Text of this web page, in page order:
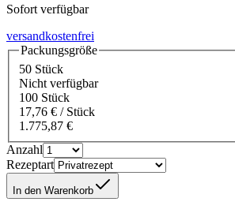
Sofort verfügbar
versandkostenfrei
Packungsgröße
50 Stück
Nicht verfügbar
100 Stück
17,76 € / Stück
1.775,87 €
Anzahl
Rezeptart
In den Warenkorb